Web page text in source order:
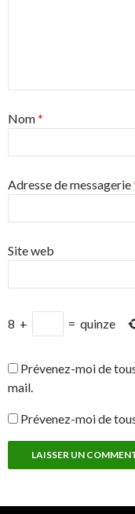
Nom*
Adresse de messagerie
Site web
8 + = quinze
Prévenez-moi de
mail.
Prévenez-moi de